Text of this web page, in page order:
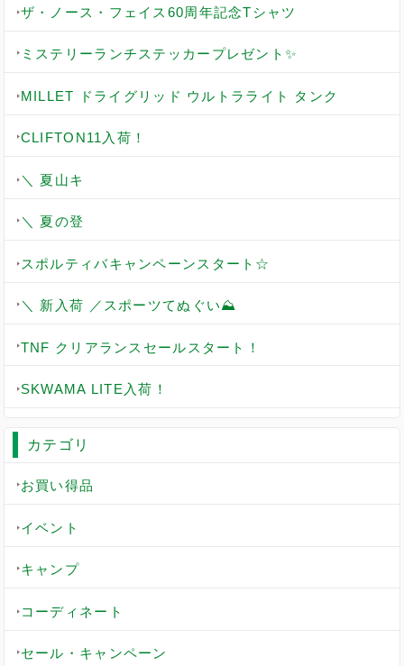
ザ・ノース・フェイス60周年記念Tシャツ
ミステリーランチステッカープレゼント✨
MILLET ドライグリッド ウルトラライト タンク
CLIFTON11入荷！
＼ 夏山キ
＼ 夏の登
スポルティバキャンペーンスタート☆
＼ 新入荷 ／スポーツてぬぐい⛰️
TNF クリアランスセールスタート！
SKWAMA LITE入荷！
カテゴリ
お買い得品
イベント
キャンプ
コーディネート
セール・キャンペーン